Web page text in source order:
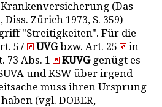
(Das
Zürich 1973, S. 359)
"Streitigkeiten". Für die
57
UVGbzw. Art. 25
in
73 Abs. 1
KUVGgenügt es
und KSW über irgend
muss ihren Ursprung
(vgl. DOBER,